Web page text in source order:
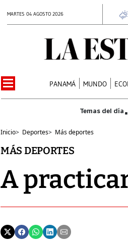
MARTES 04 AGOSTO 2026
PANAMÁ MUNDO
Inicio> Deportes> Más deportes
MÁS DEPORTES
A